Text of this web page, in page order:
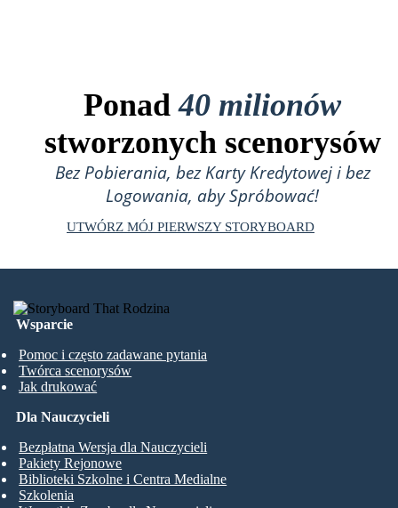
Ponad40 milionów
stworzonych scenorysów
Bez Pobierania, bez Karty Kredytowej i bez
Logowania, aby Spróbować!
UTWÓRZ MÓJ PIERWSZY STORYBOARD
Wsparcie
Pomoc i często zadawane pytania
Twórca scenorysów
Jak drukować
Dla Nauczycieli
Bezpłatna Wersja dla Nauczycieli
Pakiety Rejonowe
Biblioteki Szkolne i Centra Medialne
Szkolenia